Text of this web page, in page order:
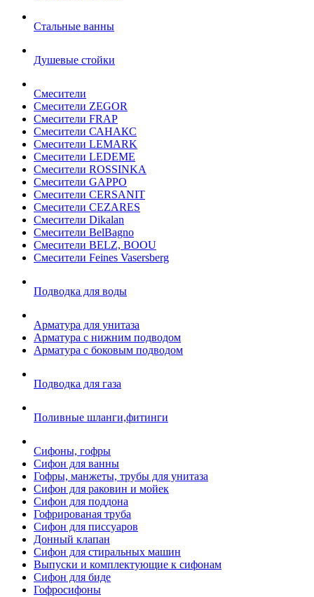
Стальные ванны
Душевые стойки
Смесители
Смесители ZEGOR
Смесители FRAP
Смесители САНАКС
Смесители LEMARK
Смесители LEDEME
Смесители ROSSINKA
Смесители GAPPO
Смесители CERSANIT
Смесители CEZARES
Смесители Dikalan
Смесители BelBagno
Смесители BELZ, BOOU
Смесители Feines Vasersberg
Подводка для воды
Арматура для унитаза
Арматура с нижним подводом
Арматура с боковым подводом
Подводка для газа
Поливные шланги,фитинги
Сифоны, гофры
Сифон для ванны
Гофры, манжеты, трубы для унитаза
Сифон для раковин и мойек
Сифон для поддона
Гофрированая труба
Сифон для писсуаров
Донный клапан
Сифон для стиральных машин
Выпуски и комплектующие к сифонам
Сифон для биде
Гофросифоны